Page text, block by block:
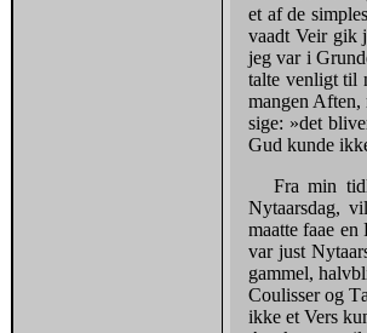
et af de
vaadt Veir gik
jeg var i
talte venligt til
mangen
sige: »det
Gud kunde
Fra min
Nytaarsdag,
maatte faae
var just
gammel,
Coulisser og
ikke et Vers